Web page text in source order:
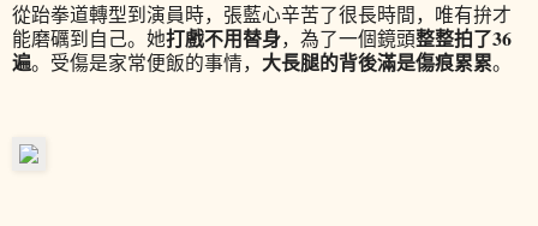
從跆拳道轉型到演員時，張藍心辛苦了很長時間，唯有拚才
能磨礪到自己。她打戲不用替身，為了一個鏡頭整整拍了36
遍。受傷是家常便飯的事情， 大長腿的背後滿是傷痕累累。